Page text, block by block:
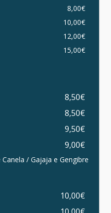
8,00€
10,00€
12,00€
15,00€
8,50€
8,50€
9,50€
9,00€
/ Gajaja e Gengibre
10,00€